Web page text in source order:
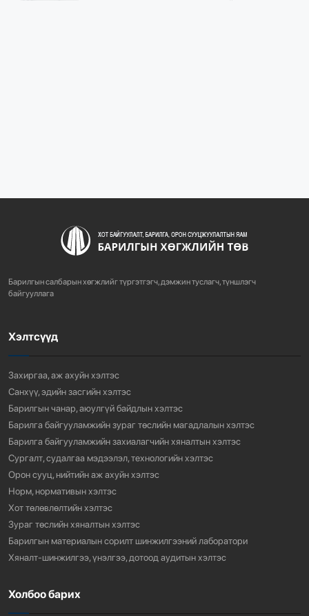
ХОТ БАЙГУУЛАЛТЫН ТУХАЙ ХУУЛИЙН
3 сарын өмнө
Барилгын салбарын хөгжлийг түргэтгэгч, дэмжин туслагч, түншлэгч
байгууллага
Хэлтсүүд
Захиргаа, аж ахуйн хэлтэс
Санхүү, эдийн засгийн хэлтэс
Барилгын чанар, аюулгүй байдлын хэлтэс
Барилга байгууламжийн зураг төслийн магадлалын хэлтэс
Барилга байгууламжийн захиалагчийн хяналтын хэлтэс
Сургалт, судалгаа мэдээлэл, технологийн хэлтэс
Орон сууц, нийтийн аж ахуйн хэлтэс
Норм, нормативын хэлтэс
Хот төлөвлөлтийн хэлтэс
Зураг төслийн хяналтын хэлтэс
Барилгын материалын сорилт шинжилгээний лаборатори
Хяналт-шинжилгээ, үнэлгээ, дотоод аудитын хэлтэс
Холбоо барих